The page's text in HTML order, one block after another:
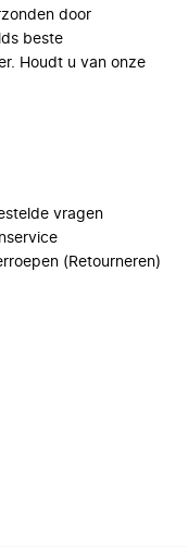
door
beste
Houdt u van onze
vragen
(Retourneren)